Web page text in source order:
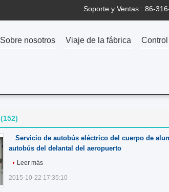
Soporte y Ventas : 86-
Sobre nosotros Viaje de la fábrica
(152)
Servicio de autobús eléctrico del cuerpo de
autobús del delantal del aeropuerto
Leer más
2015-10-22 17:35:10